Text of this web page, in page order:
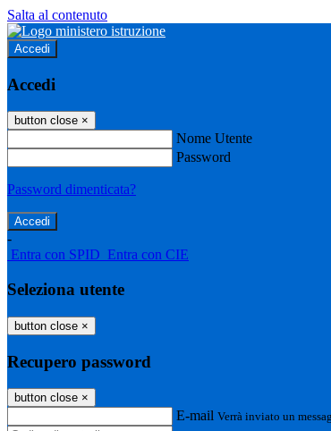
Salta al contenuto
Accedi
Accedi
button close ×
Nome Utente
Password
Password dimenticata?
-
Entra con SPID Entra con CIE
Seleziona utente
button close ×
Recupero password
button close ×
E-mail Verrà inviato un